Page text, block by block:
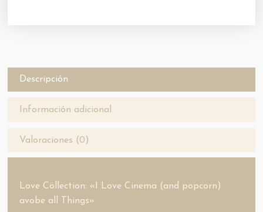
Descripción
Información adicional
Valoraciones (0)
Love Cöllection: «I Love Cinema (and popcorn)
avobe all Things»